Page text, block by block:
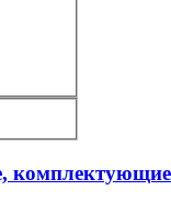
комплектующие